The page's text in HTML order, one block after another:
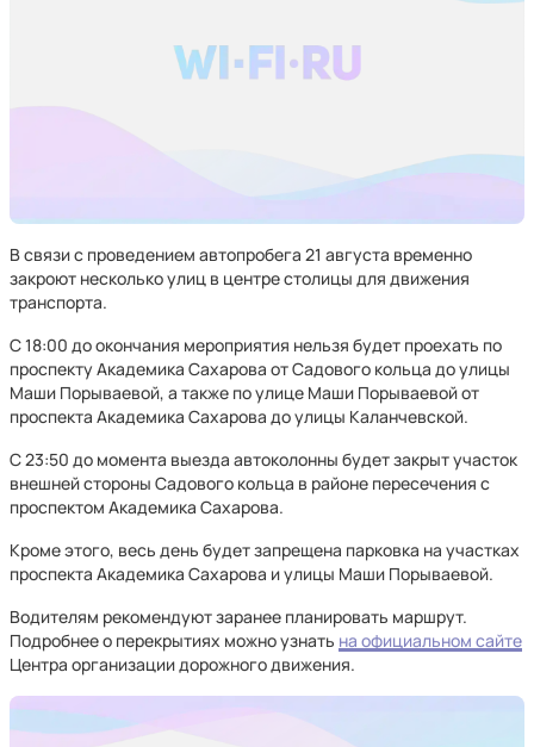
В связи с проведением автопробега 21 августа временно
закроют несколько улиц в центре столицы для движения
транспорта.
С 18:00 до окончания мероприятия нельзя будет проехать по
проспекту Академика Сахарова от Садового кольца до улицы
Маши Порываевой, а также по улице Маши Порываевой от
проспекта Академика Сахарова до улицы Каланчевской.
С 23:50 до момента выезда автоколонны будет закрыт участок
внешней стороны Садового кольца в районе пересечения с
проспектом Академика Сахарова.
Кроме этого, весь день будет запрещена парковка на участках
проспекта Академика Сахарова и улицы Маши Порываевой.
Водителям рекомендуют заранее планировать маршрут.
Подробнее о перекрытиях можно узнать на официальном сайте
Центра организации дорожного движения.